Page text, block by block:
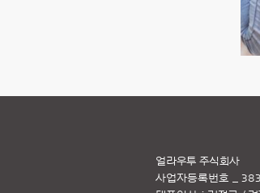
얼라우투 주식회사
사업자등록번호 _